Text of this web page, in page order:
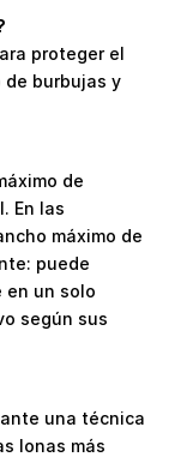
proteger el
burbujas y
de
En las
máximo de
puede
un solo
según sus
una técnica
lonas más